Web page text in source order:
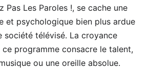
Pas Les Paroles !, se cache une
et psychologique bien plus ardue
société télévisé. La croyance
programme consacre le talent,
ou une oreille absolue.